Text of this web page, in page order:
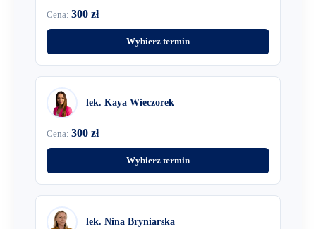
Cena: 300 zł
Wybierz termin
lek. Kaya Wieczorek
Cena: 300 zł
Wybierz termin
lek. Nina Bryniarska